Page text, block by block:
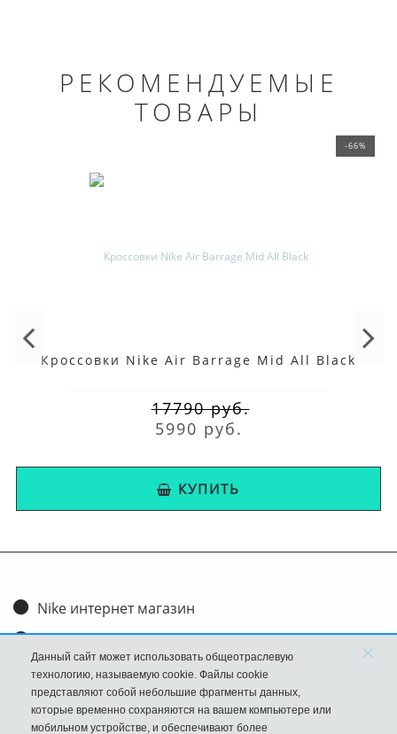
РЕКОМЕНДУЕМЫЕ
ТОВАРЫ
-66%
Кроссовки Nike Air Barrage Mid All Black
17790 руб.
5990 руб.
КУПИТЬ
Nike интернет магазин
Доставка и оплата
Обмен и возврат
Размеры
Данный сайт может использовать общеотраслевую
технологию, называемую cookie. Файлы cookie
представляют собой небольшие фрагменты данных,
которые временно сохраняются на вашем компьютере или
мобильном устройстве, и обеспечивают более
×